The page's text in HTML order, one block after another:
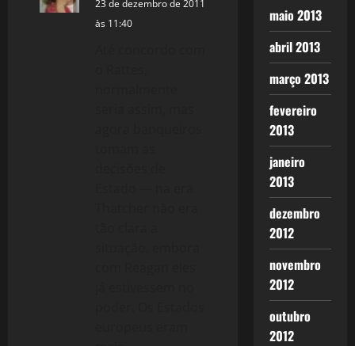
23 de dezembro de 2011
às 11:40
maio 2013
abril 2013
março 2013
fevereiro
2013
janeiro
2013
dezembro
2012
novembro
2012
outubro
2012